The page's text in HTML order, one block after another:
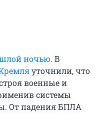
ночью. В
уточнили, что
военные и
системы
От падения БПЛА